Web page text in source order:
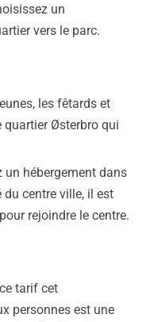
un
vers le parc.
les fêtards et
quartier Østerbro qui
un hébergement dans
centre ville, il est
rejoindre le centre.
tarif cet
personnes est une